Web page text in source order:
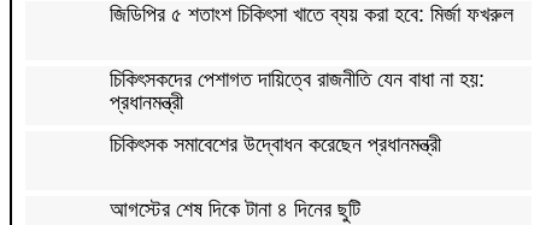
জিডিপির ৫ শতাংশ চিকিৎসা খাতে ব্যয় করা হবে: মির্জা ফখরুল
চিকিৎসকদের পেশাগত দায়িত্বে রাজনীতি যেন বাধা না হয়:
প্রধানমন্ত্রী
চিকিৎসক সমাবেশের উদ্বোধন করেছেন প্রধানমন্ত্রী
আগস্টের শেষ দিকে টানা ৪ দিনের ছুটি